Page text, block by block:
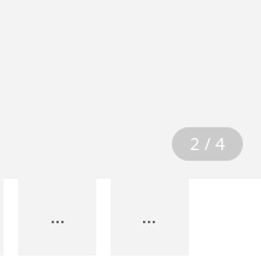
2 / 4
... ...